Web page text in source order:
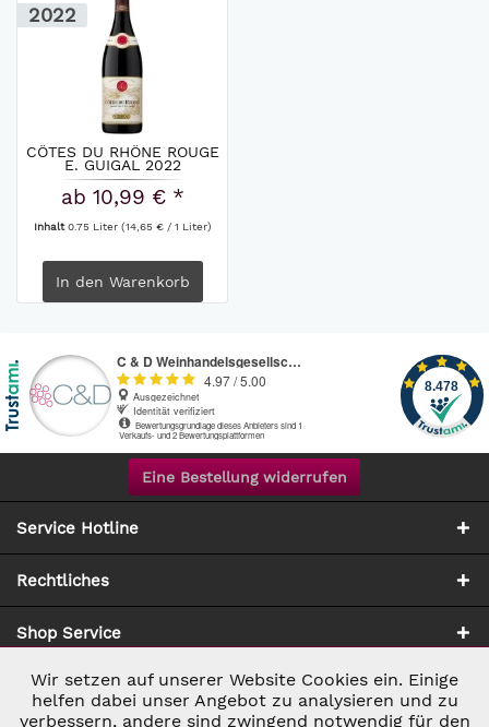
2022
CÔTES DU RHÔNE ROUGE
E. GUIGAL 2022
ab 10,99 € *
Inhalt0.75 Liter (14,65 € / 1 Liter)
In den Warenkorb
Eine Bestellung widerrufen
Service Hotline
Rechtliches
Shop Service
Zahlung & Versand
Notwendig Aktiv
Wir setzen auf unserer Website Cookies ein. Einige
helfen dabei unser Angebot zu analysieren und zu
verbessern, andere sind zwingend notwendig für den